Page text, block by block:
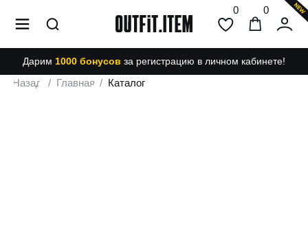
Назад Главная
/ Каталог
/